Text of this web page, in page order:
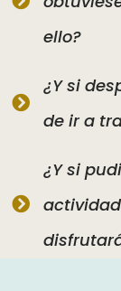
ello?
¿Y si
de ir a
¿Y si